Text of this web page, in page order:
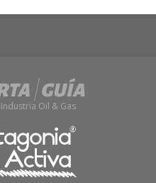
Oil & Gas